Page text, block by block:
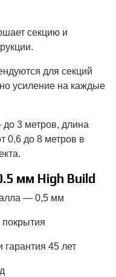
секцию и
для секций
усиление на каждые
3 метров, длина
0,6 до 8 метров в
мм High Build
— 0,5 мм
гарантия 45 лет